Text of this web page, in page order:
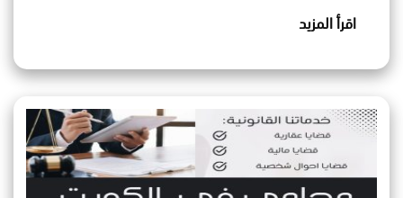
اقرأ المزيد